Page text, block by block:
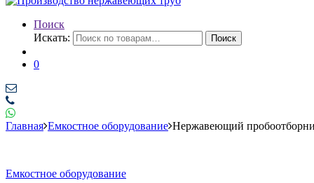
Поиск
Искать:
Поиск
0
Главная Емкостное оборудование Нержавеющий
Емкостное оборудование